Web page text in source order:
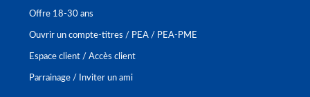
Offre 18-30 ans
Ouvrir un compte-titres / PEA / PEA-PME
Espace client / Accès client
Parrainage / Inviter un ami